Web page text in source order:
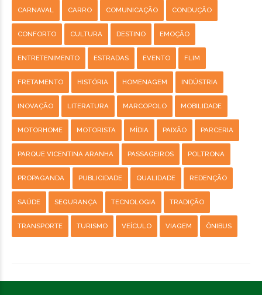
CARNAVAL CARRO COMUNICAÇÃO CONDUÇÃO
CONFORTO CULTURA DESTINO EMOÇÃO
ENTRETENIMENTO ESTRADAS EVENTO FLIM
FRETAMENTO HISTÓRIA HOMENAGEM INDÚSTRIA
INOVAÇÃO LITERATURA MARCOPOLO MOBILIDADE
MOTORHOME MOTORISTA MÍDIA PAIXÃO PARCERIA
PARQUE VICENTINA ARANHA PASSAGEIROS POLTRONA
PROPAGANDA PUBLICIDADE QUALIDADE REDENÇÃO
SAÚDE SEGURANÇA TECNOLOGIA TRADIÇÃO
TRANSPORTE TURISMO VEÍCULO VIAGEM ÔNIBUS